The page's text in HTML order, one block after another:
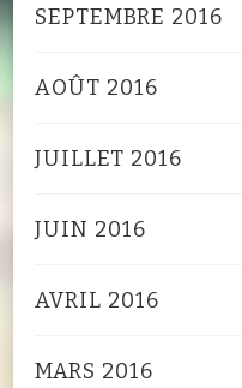
SEPTEMBRE 2016
AOÛT 2016
JUILLET 2016
JUIN 2016
AVRIL 2016
MARS 2016